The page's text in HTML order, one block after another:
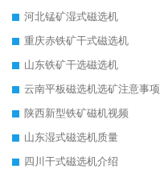
河北锰矿湿式磁选机
重庆赤铁矿干式磁选机
山东铁矿干选磁选机
云南平板磁选机选矿注意事项
陕西新型铁矿磁机视频
山东湿式磁选机质量
四川干式磁选机介绍